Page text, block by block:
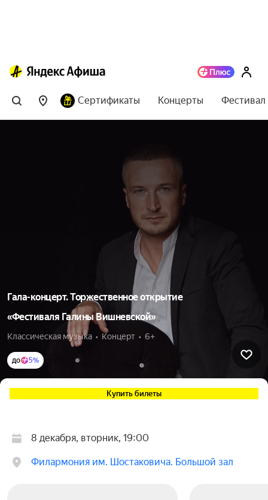
Сертификаты Концерты
Гала-концерт. Торжественное открытие
«Фестиваля Галины Вишневской»
Классическая музыка  •  Концерт  •  6+
до 5%
Купить билеты
8 декабря, вторник, 19:00
Филармония им. Шостаковича. Большой зал